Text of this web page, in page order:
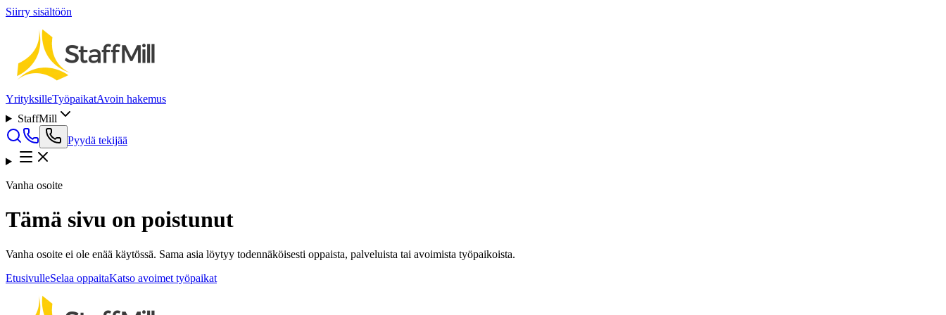
Siirry sisältöön
YrityksilleTyöpaikatAvoin hakemus
StaffMill
Pyydä tekijää
Vanha osoite
Tämä sivu on poistunut
Vanha osoite ei ole enää käytössä. Sama asia löytyy todennäköisesti oppaista, palveluista tai avoimista työpaikoista.
EtusivulleSelaa oppaitaKatso avoimet työpaikat